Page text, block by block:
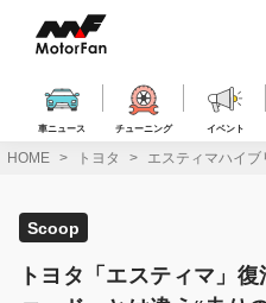
ス
車ニュース チューニング イベント
HOME トヨタ エスティマハイブ
Scoop
トヨタ「エスティマ」